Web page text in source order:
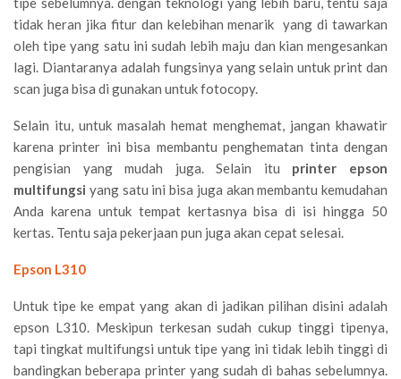
tidak heran jika fitur dan kelebihan menarik yang di tawarkan
oleh tipe yang satu ini sudah lebih maju dan kian mengesankan
lagi. Diantaranya adalah fungsinya yang selain untuk print dan
scan juga bisa di gunakan untuk fotocopy.
Selain itu, untuk masalah hemat menghemat, jangan khawatir
karena printer ini bisa membantu penghematan tinta dengan
pengisian yang mudah juga. Selain itu printer epson
multifungsi yang satu ini bisa juga akan membantu kemudahan
Anda karena untuk tempat kertasnya bisa di isi hingga 50
kertas. Tentu saja pekerjaan pun juga akan cepat selesai.
Epson L310
Untuk tipe ke empat yang akan di jadikan pilihan disini adalah
epson L310. Meskipun terkesan sudah cukup tinggi tipenya,
tapi tingkat multifungsi untuk tipe yang ini tidak lebih tinggi di
bandingkan beberapa printer yang sudah di bahas sebelumnya.